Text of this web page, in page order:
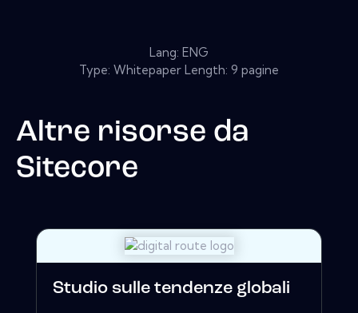
Lang: ENG
Type: Whitepaper Length: 9 pagine
Altre risorse da
Sitecore
Studio sulle tendenze globali